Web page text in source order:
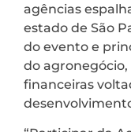
agências
estado de São
do evento e
do agronegócio,
financeiras